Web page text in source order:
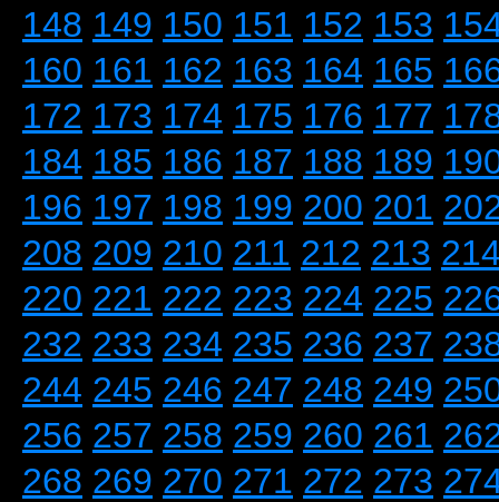
148 149 150 151 152 153
160 161 162 163 164 165
172 173 174 175 176 177
184 185 186 187 188 189
196 197 198 199 200 201
208 209 210 211 212 213
220 221 222 223 224 225
232 233 234 235 236 237
244 245 246 247 248 249
256 257 258 259 260 261
268 269 270 271 272 273